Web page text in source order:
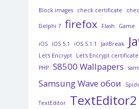
Block images check certificate
Delphi 7 firefox Flash Game
iOS iOS 5.1 iOS 5.1.1 JailBreak
Let's Encrypt Let's Encrypt
PHP S8500 Wallpapers
Samsung Wave обои
TextEditor TextEditor2